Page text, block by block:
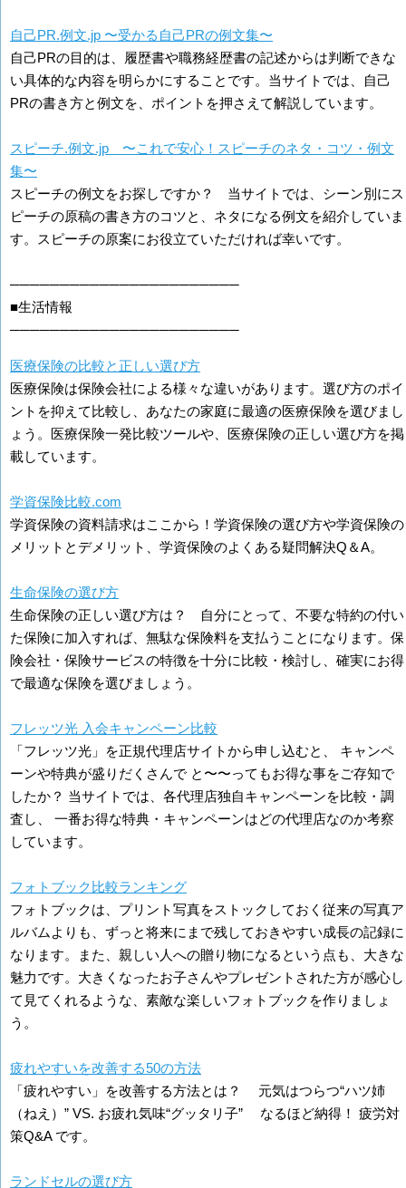
自己PR.例文.jp 〜受かる自己PRの例文集〜
自己PRの目的は、履歴書や職務経歴書の記述からは判断できな
い具体的な内容を明らかにすることです。当サイトでは、自己
PRの書き方と例文を、ポイントを押さえて解説しています。
スピーチ.例文.jp 〜これで安心！スピーチのネタ・コツ・例文
集〜
スピーチの例文をお探しですか？ 当サイトでは、シーン別にス
ピーチの原稿の書き方のコツと、ネタになる例文を紹介していま
す。スピーチの原案にお役立ていただければ幸いです。
───────────────────────
■生活情報
───────────────────────
医療保険の比較と正しい選び方
医療保険は保険会社による様々な違いがあります。選び方のポイ
ントを抑えて比較し、あなたの家庭に最適の医療保険を選びまし
ょう。医療保険一発比較ツールや、医療保険の正しい選び方を掲
載しています。
学資保険比較.com
学資保険の資料請求はここから！学資保険の選び方や学資保険の
メリットとデメリット、学資保険のよくある疑問解決Q＆A。
生命保険の選び方
生命保険の正しい選び方は？ 自分にとって、不要な特約の付い
た保険に加入すれば、無駄な保険料を支払うことになります。保
険会社・保険サービスの特徴を十分に比較・検討し、確実にお得
で最適な保険を選びましょう。
フレッツ光 入会キャンペーン比較
「フレッツ光」を正規代理店サイトから申し込むと、 キャンペ
ーンや特典が盛りだくさんで と〜〜ってもお得な事をご存知で
したか？ 当サイトでは、各代理店独自キャンペーンを比較・調
査し、 一番お得な特典・キャンペーンはどの代理店なのか考察
しています。
フォトブック比較ランキング
フォトブックは、プリント写真をストックしておく従来の写真ア
ルバムよりも、ずっと将来にまで残しておきやすい成長の記録に
なります。また、親しい人への贈り物になるという点も、大きな
魅力です。大きくなったお子さんやプレゼントされた方が感心し
て見てくれるような、素敵な楽しいフォトブックを作りましょ
う。
疲れやすいを改善する50の方法
「疲れやすい」を改善する方法とは？ 元気はつらつ“ハツ姉
（ねえ）” VS. お疲れ気味“グッタリ子” なるほど納得！ 疲労対
策Q&A です。
ランドセルの選び方